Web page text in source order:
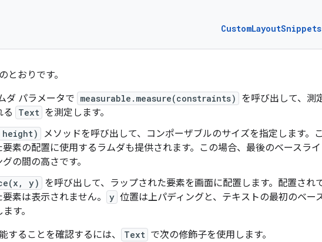
CustomLayoutSnippets
とおりです。
ダ パラメータで measurable.measure(constraints)
を呼び出して、測
る
Text を測定します。
メソッドを呼び出して、コンポーザブルのサイズを指定します。
要素の配置に使用するラムダも提供されます。この場合、最後のベースラ
の間の高さです。
y)
を呼び出して、ラップされた要素を画面に配置します。配置され
素は表示されません。
y 位置は上パディングと、テキストの最初のベー
す。
することを確認するには、
Text で次の修飾子を使用します。